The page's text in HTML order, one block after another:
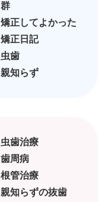
群
矯正してよかった
矯正日記
虫歯
親知らず
虫歯治療
歯周病
根管治療
親知らずの抜歯